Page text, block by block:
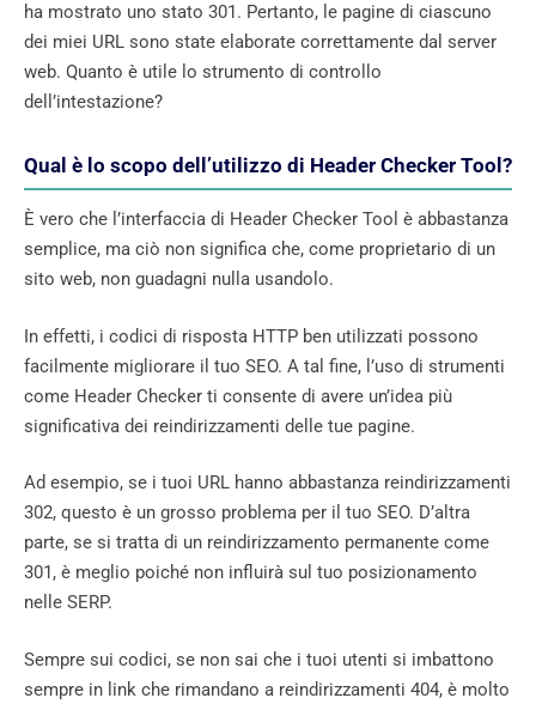
ha mostrato uno stato 301. Pertanto, le pagine di ciascuno
dei miei URL sono state elaborate correttamente dal server
web. Quanto è utile lo strumento di controllo
dell’intestazione?
Qual è lo scopo dell’utilizzo di Header Checker Tool?
È vero che l’interfaccia di Header Checker Tool è abbastanza
semplice, ma ciò non significa che, come proprietario di un
sito web, non guadagni nulla usandolo.
In effetti, i codici di risposta HTTP ben utilizzati possono
facilmente migliorare il tuo SEO. A tal fine, l’uso di strumenti
come Header Checker ti consente di avere un’idea più
significativa dei reindirizzamenti delle tue pagine.
Ad esempio, se i tuoi URL hanno abbastanza reindirizzamenti
302, questo è un grosso problema per il tuo SEO. D’altra
parte, se si tratta di un reindirizzamento permanente come
301, è meglio poiché non influirà sul tuo posizionamento
nelle SERP.
Sempre sui codici, se non sai che i tuoi utenti si imbattono
sempre in link che rimandano a reindirizzamenti 404, è molto